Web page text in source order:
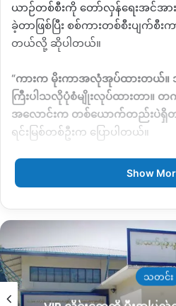
ယာဉ်တစ်စီးကို တော်လှန်ရေးအင်အ
ခဲ့တာဖြစ်ပြီး စစ်ကားတစ်စီးပျက်စီးက
တယ်လို့ ဆိုပါတယ်။
“ကားက မိုးကာအလုံအုပ်ထားတယ်။
ကြီးပါသလိုပုံစံမျိုးလုပ်ထားတာ။
အလောင်းက တစ်ယောက်တည်းပဲရှိ
ရင်းမြစ်တစ်ဦးက ပြောပါတယ်။
နောက်ထပ် ဒေသခံတစ်ဦးကလည်း
လမ်းမှာ ကြားဖြတ်တိုက်ခိုက်ခံရတာ
တယ်”လို့ ပြောပါတယ်။
လက်ရှိမှာတော့ တိုက်ပွဲဖြစ်ပွားခဲ့တဲ့
ထိခိုက်မှုအသေးစိတ်ကို သီးခြားအတည်
ဒေသတွင်း စစ်ရေးတင်းမာမှုတွ
Show
သတင်း